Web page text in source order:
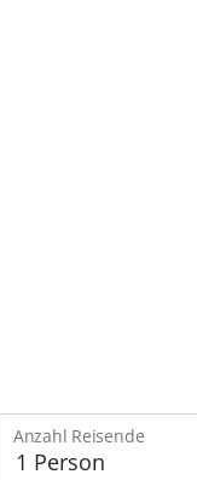
Anzahl Reisende